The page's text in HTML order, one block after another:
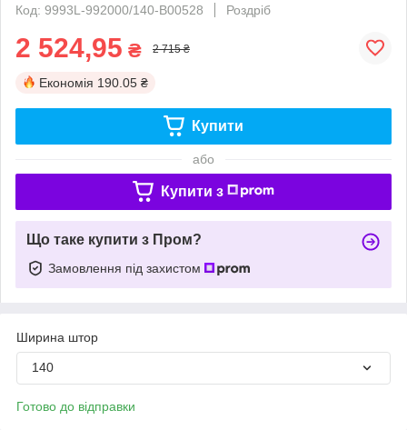
Код: 9993L-992000/140-B00528
Роздріб
2 524,95 ₴ 2 715 ₴
Економія 190.05 ₴
Купити
або
Купити з
Що таке купити з Пром?
Замовлення під захистом
Ширина штор
140
Готово до відправки